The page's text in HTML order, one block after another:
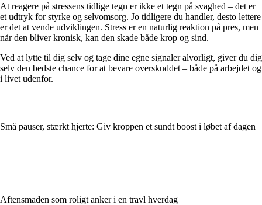
At reagere på stressens tidlige tegn er ikke et tegn på svaghed – det er
et udtryk for styrke og selvomsorg. Jo tidligere du handler, desto lettere
er det at vende udviklingen. Stress er en naturlig reaktion på pres, men
når den bliver kronisk, kan den skade både krop og sind.
Ved at lytte til dig selv og tage dine egne signaler alvorligt, giver du dig
selv den bedste chance for at bevare overskuddet – både på arbejdet og
i livet udenfor.
Små pauser, stærkt hjerte: Giv kroppen et sundt boost i løbet af dagen
Aftensmaden som roligt anker i en travl hverdag